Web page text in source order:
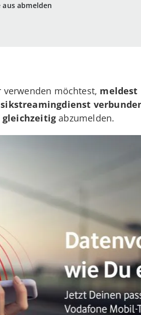
abmelden
möchtest, meldest
abzumelden.